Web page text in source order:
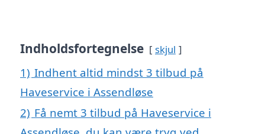
Indholdsfortegnelse skjul
1) Indhent altid mindst 3 tilbud på
Haveservice i Assendløse
2) Få nemt 3 tilbud på Haveservice i